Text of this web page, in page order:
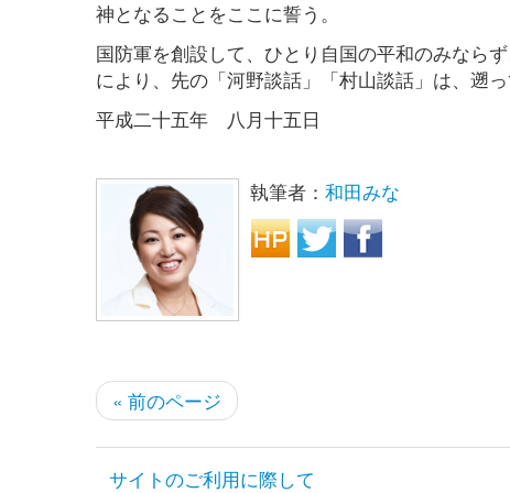
神となることをここに誓う。
国防軍を創設して、ひとり自国の平和のみなら
により、先の「河野談話」「村山談話」は、遡
平成二十五年 八月十五日
執筆者： 和田みな
« 前のページ
サイトのご利用に際して